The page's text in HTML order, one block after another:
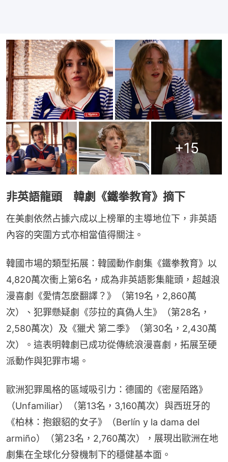
+15
非英語龍頭 韓劇《鐵拳教育》摘下
在美劇依然占據六成以上榜單的主導地位下，非英語
內容的突圍方式亦相當值得關注。
韓國市場的類型拓展：韓國動作劇集《鐵拳教育》以
4,820萬次衝上第6名，成為非英語影集龍頭，超越浪
漫喜劇《愛情怎麼翻譯？》（第19名，2,860萬
次）、犯罪懸疑劇《莎拉的真偽人生》（第28名，
2,580萬次）及《獵犬 第二季》（第30名，2,430萬
次）。這表明韓劇已成功從傳統浪漫喜劇，拓展至硬
派動作與犯罪市場。
歐洲犯罪風格的區域吸引力：德國的《密屋陌路》
（Unfamiliar）（第13名，3,160萬次）與西班牙的
《柏林：抱銀貂的女子》（Berlín y la dama del
armiño）（第23名，2,760萬次），展現出歐洲在地
劇集在全球化分發機制下的穩健基本面。